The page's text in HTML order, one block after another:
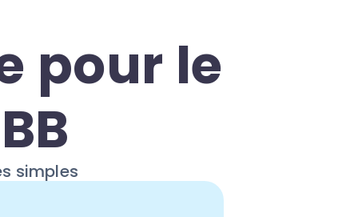
pour le
simples